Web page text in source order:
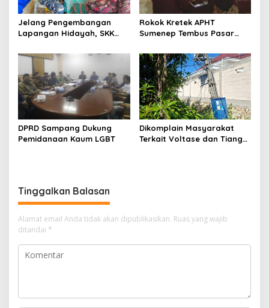
Jelang Pengembangan
Lapangan Hidayah, SKK
Perkuat Sinergi dengan
Nelayan Sampang
Rokok Kretek APHT
Sumenep Tembus Pasar
DPRD Sampang Dukung
Pemidanaan Kaum LGBT
Dikomplain Masyarakat
Terkait Voltase dan Tiang
Tinggalkan Balasan
Alamat email Anda tidak akan dipublikasikan. Ruas yang wajib
ditandai *